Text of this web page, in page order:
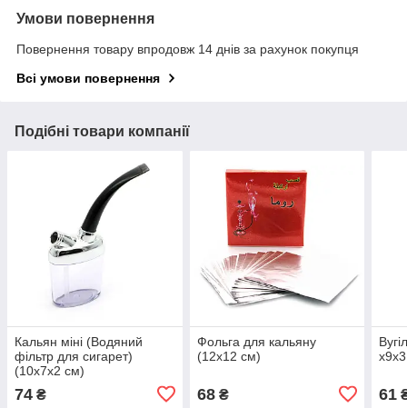
Умови повернення
Повернення товару впродовж 14 днів за рахунок покупця
Всі умови повернення
Подібні товари компанії
Кальян міні (Водяний
фільтр для сигарет)
(10х7х2 см)
74 ₴
Фольга для кальяну
(12х12 см)
68₴ 61